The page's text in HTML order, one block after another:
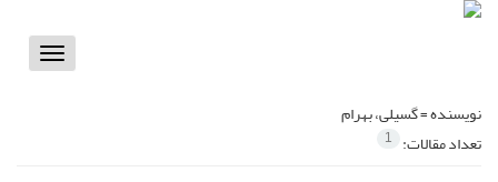
Toggle
نویسنده =گسیلی، بهرام
تعداد مقالات: 1